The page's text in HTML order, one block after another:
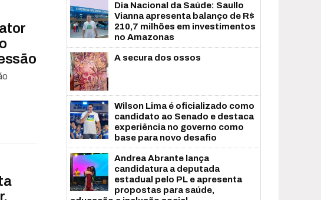
Dia Nacional da Saúde: Saullo
Vianna apresenta balanço de R$
210,7 milhões em investimentos
no Amazonas
A secura dos ossos
Wilson Lima é oficializado como
candidato ao Senado e destaca
experiência no governo como
base para novo desafio
Andrea Abrante lança
candidatura a deputada
estadual pelo PL e apresenta
propostas para saúde,